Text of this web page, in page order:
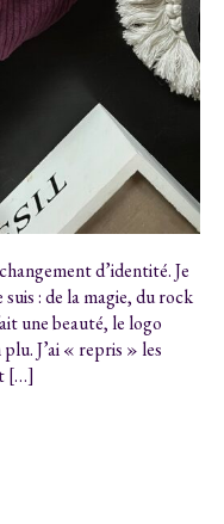
d’identité. Je
: de la magie, du rock
une beauté, le logo
J’ai « repris » les
[…]